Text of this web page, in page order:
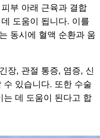
부 아래 근육과 결합
도움이 됩니다. 이를
동시에 혈액 순환과 움
장, 관절 통증, 염증, 신
수 있습니다. 또한 수술
는 데 도움이 된다고 합